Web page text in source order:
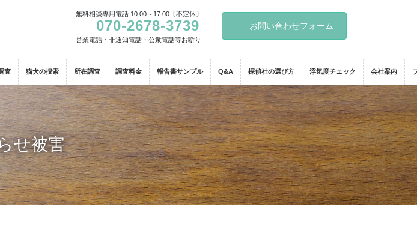
無料相談専用電話 10:00～17:00〔不定休〕
070-2678-3739
営業電話・非通知電話・公衆電話等お断り
お問い合わせフォーム
査 猫犬の捜索 所在調査 調査料金 報告書サンプル Q&A 探偵社の選び方 浮気度チェック 会社案内
せ被害